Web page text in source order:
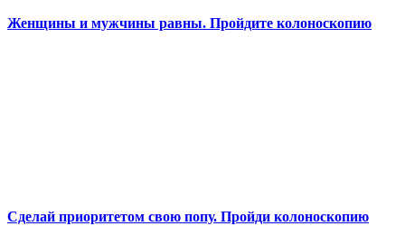
Женщины и мужчины равны. Пройдите колоноскопию
Сделай приоритетом свою попу. Пройди колоноскопию